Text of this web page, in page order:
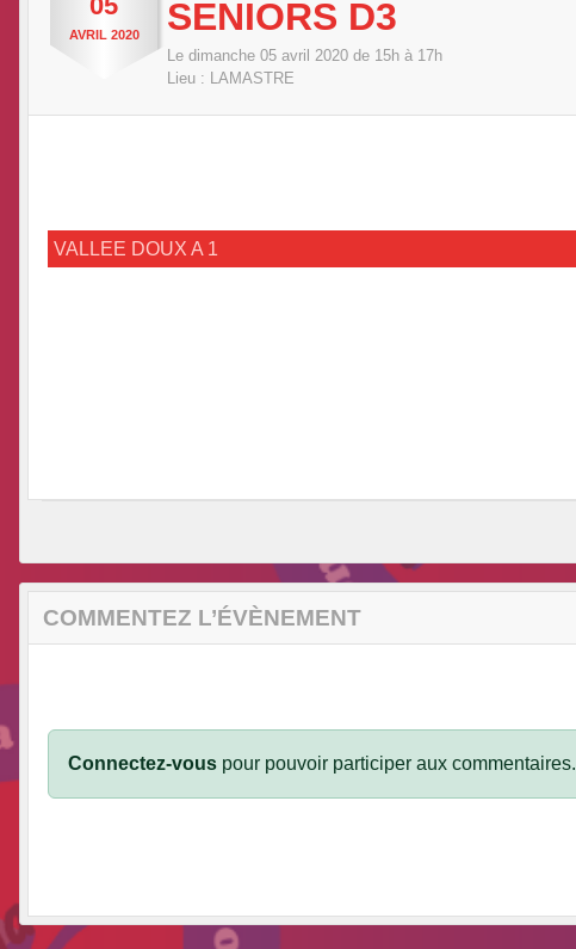
AVRIL 2020 SENIORS D3
Le dimanche 05 avril 2020 de 15h à 17h
Lieu : LAMASTRE
VALLEE DOUX A 1
COMMENTEZ L’ÉVÈNEMENT
Connectez-vous pour pouvoir participer aux commentaires.